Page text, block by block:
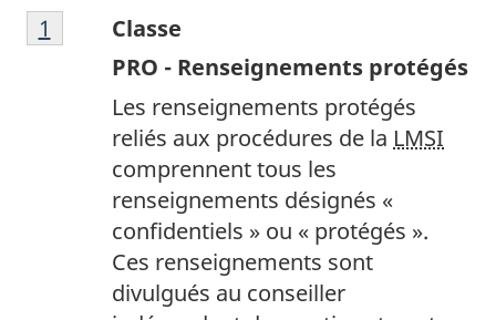
Note
de
Classe
PRO - Renseignements protégés
Les renseignements protégés
reliés aux procédures de la LMSI
comprennent tous les
renseignements désignés «
confidentiels » ou « protégés ».
Ces renseignements sont
divulgués au conseiller
Retour à la référence de la note de bas de
1